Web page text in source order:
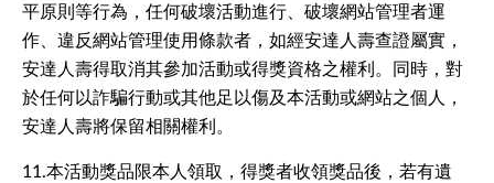
平原則等行為，任何破壞活動進行、破壞網站管理者運
作、違反網站管理使用條款者，如經安達人壽查證屬實，
安達人壽得取消其參加活動或得獎資格之權利。同時，對
於任何以詐騙行動或其他足以傷及本活動或網站之個人，
安達人壽將保留相關權利。
11.本活動獎品限本人領取，得獎者收領獎品後，若有遺